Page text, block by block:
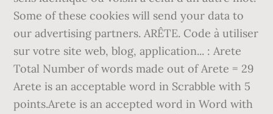
Some of these cookies will send your data to
our advertising partners. ARÊTE. Code à utiliser
sur votre site web, blog, application... : Arete
Total Number of words made out of Arete = 29
Arete is an acceptable word in Scrabble with 5
points.Arete is an accepted word in Word with